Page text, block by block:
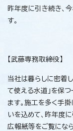
昨年度に引き続き、
す。
【武藤専務取締役】
当社は暮らしに密着し
て使える水道」を保
ます。施工を多く手
いを込めて、昨年度
広報紙等をご覧にな